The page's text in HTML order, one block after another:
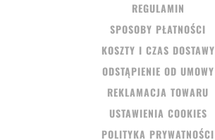
REGULAMIN
SPOSOBY PŁATNOŚCI
KOSZTY I CZAS DOSTAWY
ODSTĄPIENIE OD UMOWY
REKLAMACJA TOWARU
USTAWIENIA COOKIES
POLITYKA PRYWATNOŚCI